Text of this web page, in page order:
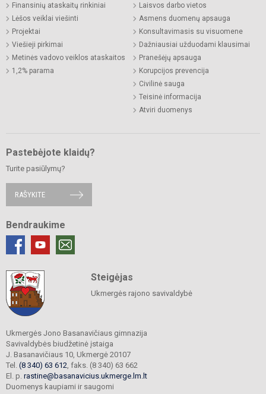
Finansinių ataskaitų rinkiniai
Lėšos veiklai viešinti
Projektai
Viešieji pirkimai
Metinės vadovo veiklos ataskaitos
1,2% parama
Laisvos darbo vietos
Asmens duomenų apsauga
Konsultavimasis su visuomene
Dažniausiai užduodami klausimai
Pranešėjų apsauga
Korupcijos prevencija
Civilinė sauga
Teisinė informacija
Atviri duomenys
Pastebėjote klaidų?
Turite pasiūlymų?
RAŠYKITE
Bendraukime
Steigėjas
Ukmergės rajono savivaldybė
Ukmergės Jono Basanavičiaus gimnazija
Savivaldybės biudžetinė įstaiga
J. Basanavičiaus 10, Ukmergė 20107
Tel. (8 340) 63 612, faks. (8 340) 63 662
El. p. rastine@basanavicius.ukmerge.lm.lt
Duomenys kaupiami ir saugomi